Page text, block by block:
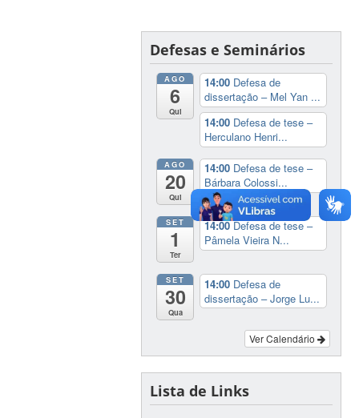
Defesas e Seminários
AGO
6
Qui
14:00 Defesa de
dissertação – Mel Yan ...
14:00 Defesa de tese –
Herculano Henri...
AGO
20
Qui
14:00 Defesa de tese –
Bárbara Colossi...
SET
1
Ter
14:00Defesa de tese –
Pâmela Vieira N...
SET
30
Qua
14:00 Defesa de
dissertação – Jorge Lu...
Ver Calendário
Lista de Links